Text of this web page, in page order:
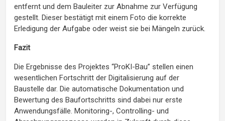
entfernt und dem Bauleiter zur Abnahme zur Verfügung
gestellt. Dieser bestätigt mit einem Foto die korrekte
Erledigung der Aufgabe oder weist sie bei Mängeln zurück.
Fazit
Die Ergebnisse des Projektes “ProKI-Bau” stellen einen
wesentlichen Fortschritt der Digitalisierung auf der
Baustelle dar. Die automatische Dokumentation und
Bewertung des Baufortschritts sind dabei nur erste
Anwendungsfälle. Monitoring-, Controlling- und